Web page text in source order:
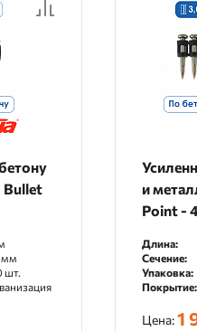
Bullet
мм
шт.
и
Point -
Длина:
Сечение:
Упаковка:
Покрытие:
Цена:1